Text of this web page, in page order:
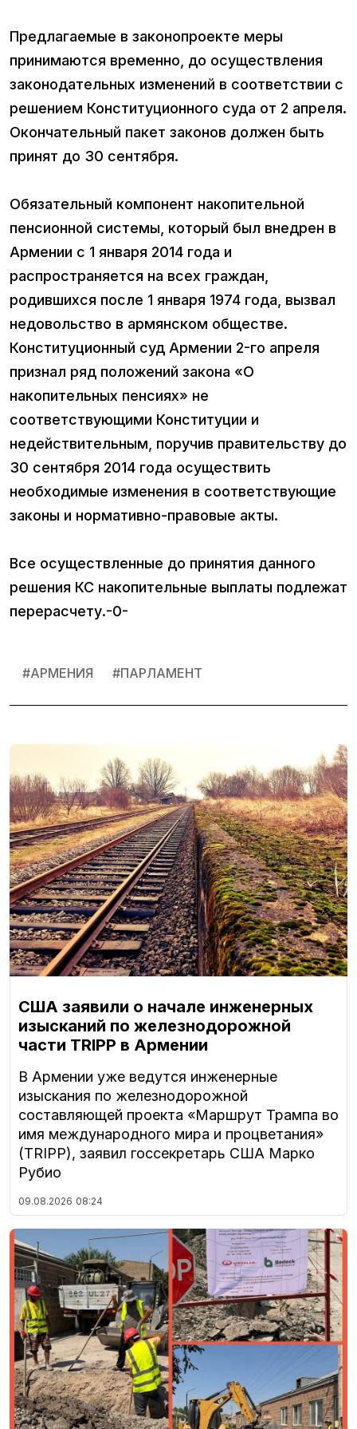
Предлагаемые в законопроекте меры
принимаются временно, до осуществления
законодательных изменений в соответствии с
решением Конституционного суда от 2 апреля.
Окончательный пакет законов должен быть
принят до 30 сентября.
Обязательный компонент накопительной
пенсионной системы, который был внедрен в
Армении с 1 января 2014 года и
распространяется на всех граждан,
родившихся после 1 января 1974 года, вызвал
недовольство в армянском обществе.
Конституционный суд Армении 2-го апреля
признал ряд положений закона «О
накопительных пенсиях» не
соответствующими Конституции и
недействительным, поручив правительству до
30 сентября 2014 года осуществить
необходимые изменения в соответствующие
законы и нормативно-правовые акты.
Все осуществленные до принятия данного
решения КС накопительные выплаты подлежат
перерасчету.-0-
#АРМЕНИЯ #ПАРЛАМЕНТ
США заявили о начале инженерных
изысканий по железнодорожной
части TRIPP в Армении
В Армении уже ведутся инженерные
изыскания по железнодорожной
составляющей проекта «Маршрут Трампа во
имя международного мира и процветания»
(TRIPP), заявил госсекретарь США Марко
Рубио
09.08.2026 08:24